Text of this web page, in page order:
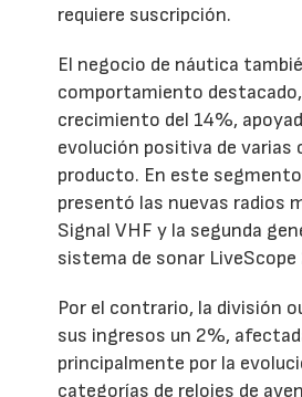
requiere suscripción.
El negocio de náutica
comportamiento
crecimiento del 14%,
evolución positiva de varias
producto. En este
presentó las nuevas radios
Signal VHF y la segunda
sistema de sonar LiveScope
Por el contrario, la división
sus ingresos un 2%,
principalmente por la
categorías de relojes de